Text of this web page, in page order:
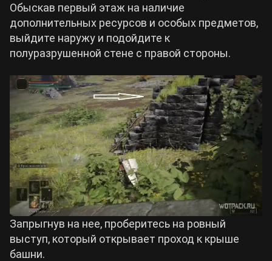
Обыскав первый этаж на наличие
дополнительных ресурсов и особых предметов,
выйдите наружу и подойдите к
полуразрушенной стене с правой стороны.
Запрыгнув на нее, проберитесь на ровный
выступ, который открывает проход к крыше
башни.